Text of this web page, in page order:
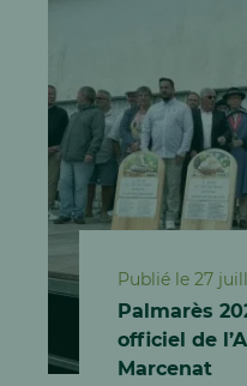
Publié le 27
Palmarès
officiel de
Marcenat